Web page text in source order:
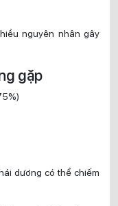
nguyên nhân gây
gặp
dương có thể chiếm